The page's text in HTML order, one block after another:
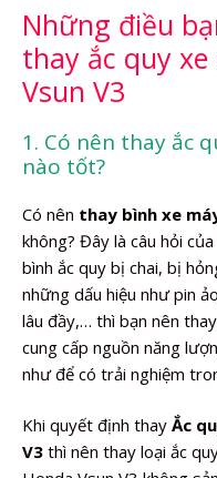
Những điều
thay ắc quy
Vsun V3
1. Có nên thay ắc
nào tốt?
Có nên thay bình xe
không? Đây là câu hỏi
bình ắc quy bị chai, bị
những dấu hiệu như pin
lâu đầy,… thì bạn nên
cung cấp nguồn năng
như để có trải nghiệm
Khi quyết định thay Ắc
V3 thì nên thay loại ắc